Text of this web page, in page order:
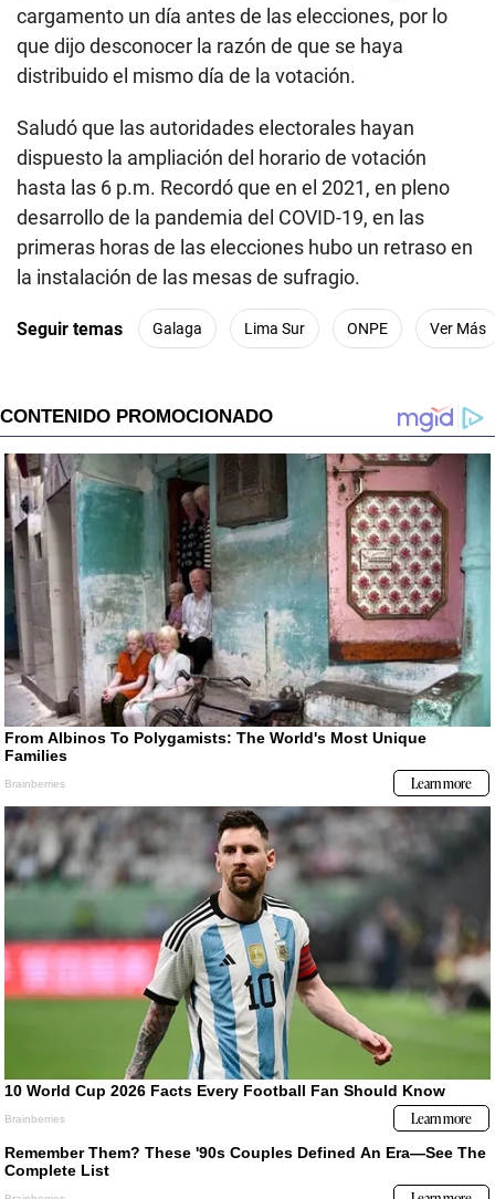
cargamento un día antes de las elecciones, por lo
que dijo desconocer la razón de que se haya
distribuido el mismo día de la votación.
Saludó que las autoridades electorales hayan
dispuesto la ampliación del horario de votación
hasta las 6 p.m. Recordó que en el 2021, en pleno
desarrollo de la pandemia del COVID-19, en las
primeras horas de las elecciones hubo un retraso en
la instalación de las mesas de sufragio.
Seguir temas Galaga Lima Sur ONPE Ver Más